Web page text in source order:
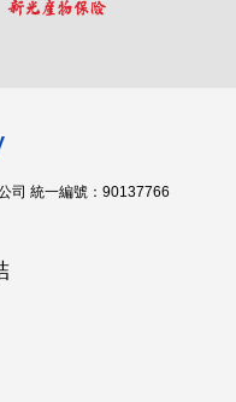
司 統一編號：90137766